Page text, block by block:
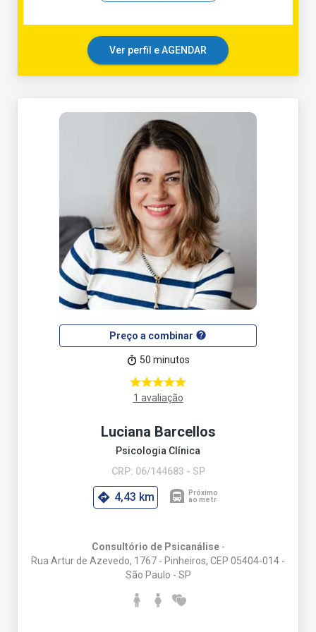
Ver perfil e AGENDAR
Preço a combinar help
50 minutos
1 avaliação
Luciana Barcellos
Psicologia Clínica
CRP: 06/144683 - SP
4,43 km
Consultório de Psicanálise-
Rua Artur de Azevedo, 1767 - Pinheiros, CEP 05404-014 -
São Paulo - SP